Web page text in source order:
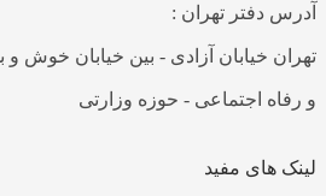
آدرس دفتر تهران :
تهران خیابان آزادی - بین خیابان خوش و
و رفاه اجتماعی - حوزه وزارتی
لینک های مفید